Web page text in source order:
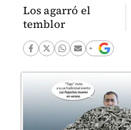
Los agarró el
temblor